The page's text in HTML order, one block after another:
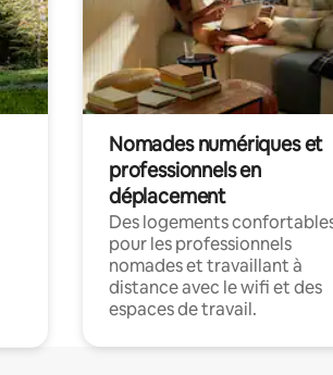
Nomades numériques et
professionnels en
déplacement
Des logements
pour les professionnels
nomades et travaillant à
distance avec le wifi et des
espaces de travail.